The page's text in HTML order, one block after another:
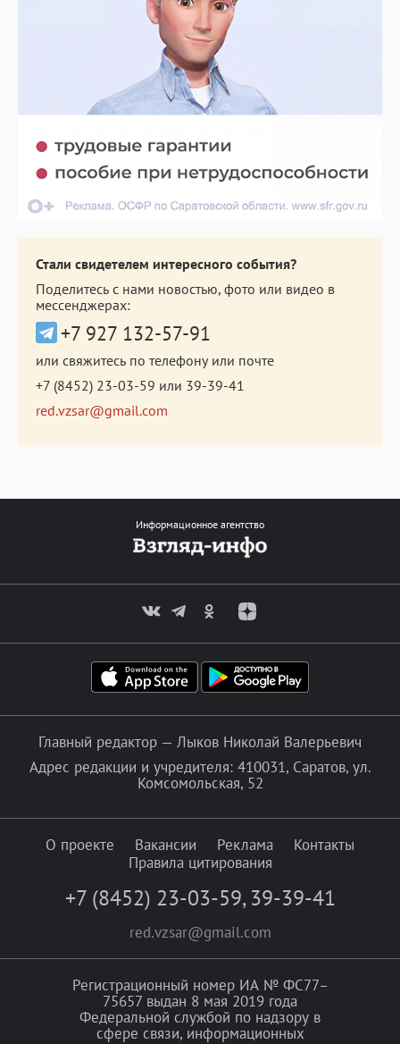
Стали свидетелем интересного события?
Поделитесь с нами новостью, фото или видео в
мессенджерах:
+7 927 132-57-91
или свяжитесь по телефону или почте
+7 (8452) 23-03-59 или 39-39-41
red.vzsar@gmail.com
Информационное агентство
Главный редактор — Лыков Николай Валерьевич
Адрес редакции и учредителя: 410031, Саратов, ул.
Комсомольская, 52
О проекте Вакансии Реклама
Контакты
Правила цитирования
+7 (8452) 23-03-59, 39-39-41
red.vzsar@gmail.com
Регистрационный номер ИА № ФС77–
75657 выдан 8 мая 2019 года
Федеральной службой по надзору в
сфере связи, информационных